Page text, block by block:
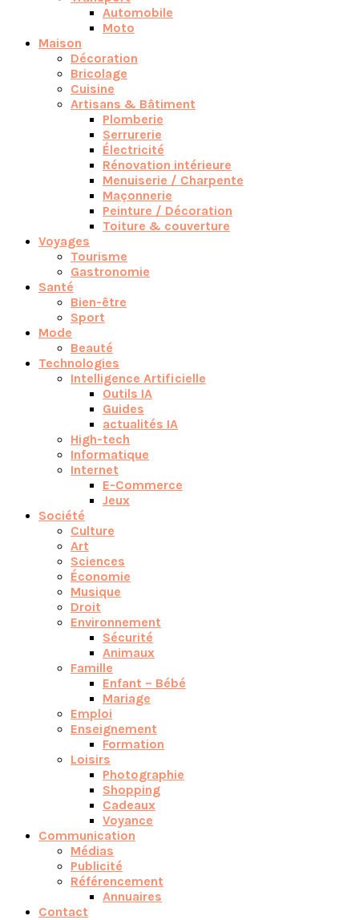
Automobile
Moto
Maison
Décoration
Bricolage
Cuisine
Artisans & Bâtiment
Plomberie
Serrurerie
Électricité
Rénovation intérieure
Menuiserie / Charpente
Maçonnerie
Peinture / Décoration
Toiture & couverture
Voyages
Tourisme
Gastronomie
Santé
Bien-être
Sport
Mode
Beauté
Technologies
Intelligence Artificielle
Outils IA
Guides
actualités IA
High-tech
Informatique
Internet
E-Commerce
Jeux
Société
Culture
Art
Sciences
Économie
Musique
Droit
Environnement
Sécurité
Animaux
Famille
Enfant – Bébé
Mariage
Emploi
Enseignement
Formation
Loisirs
Photographie
Shopping
Cadeaux
Voyance
Communication
Médias
Publicité
Référencement
Annuaires
Contact